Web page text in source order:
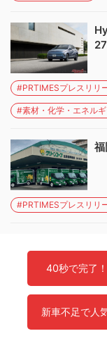
#PRTIMESプレスリリ
#素材・化学・エネル
#PRTIMESプレスリリ
40秒で完了
新車不足で人